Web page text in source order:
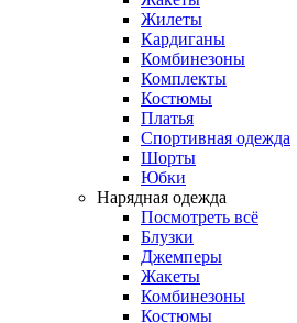
Жилеты
Кардиганы
Комбинезоны
Комплекты
Костюмы
Платья
Спортивная одежда
Шорты
Юбки
Нарядная одежда
Посмотреть всё
Блузки
Джемперы
Жакеты
Комбинезоны
Костюмы